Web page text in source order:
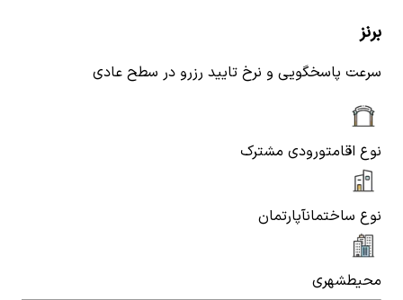
برنز
سرعت پاسخگویی و نرخ تایید رزرو در سطح عادی
نوع اقامتورودی مشترک
نوع ساختمانآپارتمان
محیطشهری